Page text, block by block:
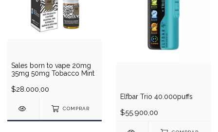
Sales born to vape 20mg
35mg 50mg Tobacco Mint
$28.000,00
COMPRAR
Elfbar Trio 40.000puffs
$55.900,00